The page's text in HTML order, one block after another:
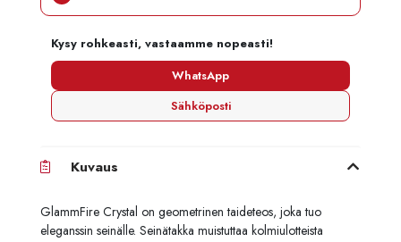
Kysy rohkeasti, vastaamme nopeasti!
WhatsApp
Sähköposti
Kuvaus
GlammFire Crystal on geometrinen taideteos, joka tuo
eleganssin seinälle. Seinätakka muistuttaa kolmiulotteista